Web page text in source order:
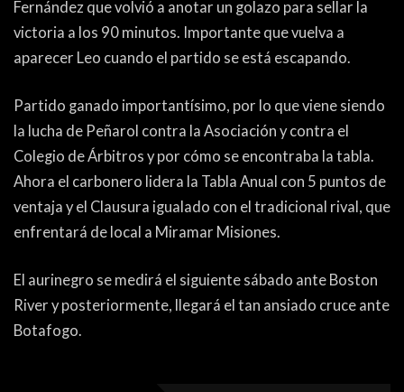
Fernández que volvió a anotar un golazo para sellar la
victoria a los 90 minutos. Importante que vuelva a
aparecer Leo cuando el partido se está escapando.
Partido ganado importantísimo, por lo que viene siendo
la lucha de Peñarol contra la Asociación y contra el
Colegio de Árbitros y por cómo se encontraba la tabla.
Ahora el carbonero lidera la Tabla Anual con 5 puntos de
ventaja y el Clausura igualado con el tradicional rival, que
enfrentará de local a Miramar Misiones.
El aurinegro se medirá el siguiente sábado ante Boston
River y posteriormente, llegará el tan ansiado cruce ante
Botafogo.